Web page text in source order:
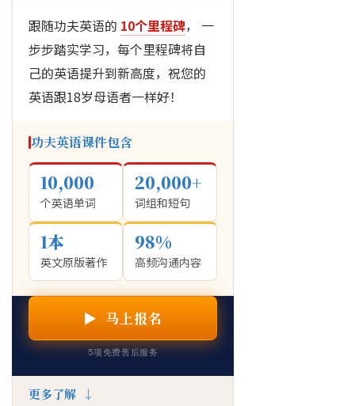
跟随功夫英语的 10个里程碑， 一
步步踏实学习，每个里程碑将自
己的英语提升到新高度，祝您的
英语跟18岁母语者一样好！
功夫英语课件包含
10,000
个英语单词
20,000+
词组和短句
1本
英文原版著作
98%
高频沟通内容
▶ 马上报名
5项免费售后服务
更多了解 ↓